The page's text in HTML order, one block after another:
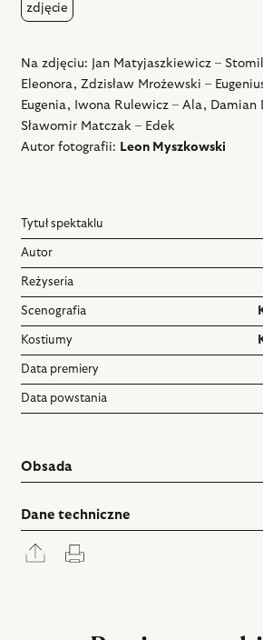
zdjęcie
Na zdjęciu: Jan Matyjaszkiewicz –
Eleonora, Zdzisław Mrożewski –
Eugenia, Iwona Rulewicz – Ala, Damian
Sławomir Matczak – Edek
Autor fotografii: Leon Myszkowski
Tytuł spektaklu
Autor
Reżyseria
Scenografia
Kostiumy
Data premiery
Data powstania
Obsada
Dane techniczne
Rozwiń
panel